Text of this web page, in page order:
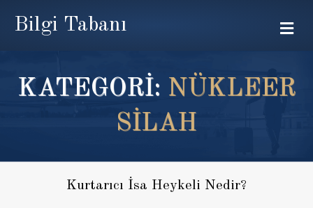
Bilgi Tabanı
KATEGORİ: NÜKLEER
SILAH
Kurtarıcı İsa Heykeli Nedir?